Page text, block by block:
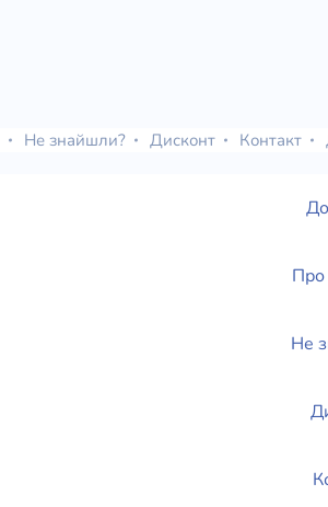
Не знайшли? Дисконт Контакт
Про
Не